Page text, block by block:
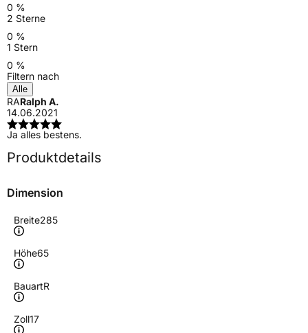
0 %
2 Sterne
0 %
1 Stern
0 %
Filtern nach
Alle
RARalph A.
14.06.2021
Ja alles bestens.
Produktdetails
Dimension
Breite285
Höhe65
BauartR
Zoll17